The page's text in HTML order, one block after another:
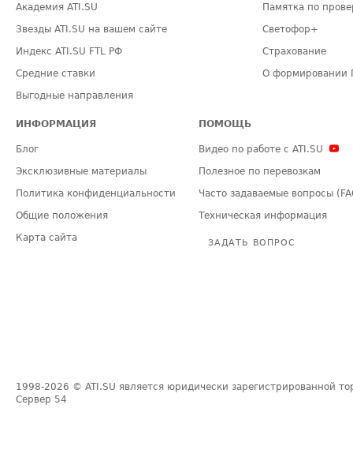
Академия ATI.SU
Звезды ATI.SU на вашем сайте
Индекс ATI.SU FTL РФ
Средние ставки
Выгодные направления
Памятка по
Светофор+
Страхование
О формировании
ИНФОРМАЦИЯ
Блог
Эксклюзивные материалы
Политика конфиденциальности
Общие положения
Карта сайта
ПОМОЩЬ
Видео по работе с ATI.SU
Полезное по перевозкам
Часто задаваемые вопросы
Техническая информация
ЗАДАТЬ ВОПРОС
1998-2026 © ATI.SU является юридически зарегистрированной
Сервер 54